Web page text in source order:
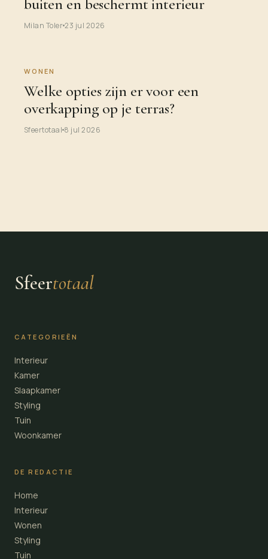
Milan Toler23 jul 2026
WONEN
Welke opties zijn er voor een
overkapping op je terras?
Sfeertotaal 8 jul 2026
Sfeertotaal
CATEGORIEËN
Interieur
Kamer
Slaapkamer
Styling
Tuin
Woonkamer
DE REDACTIE
Home
Interieur
Wonen
Styling
Tuin